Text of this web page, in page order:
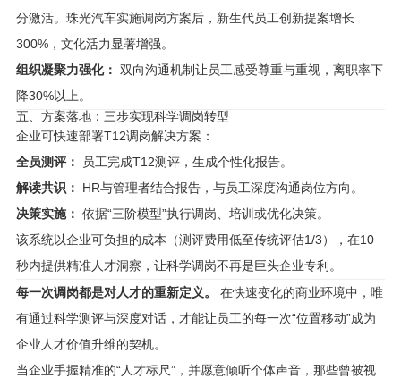
分激活。珠光汽车实施调岗方案后，新生代员工创新提案增长
300%，文化活力显著增强。
组织凝聚力强化： 双向沟通机制让员工感受尊重与重视，离职率下
降30%以上。
五、方案落地：三步实现科学调岗转型
企业可快速部署T12调岗解决方案：
全员测评：
员工完成T12测评，生成个性化报告。
解读共识：
HR与管理者结合报告，与员工深度沟通岗位方向。
决策实施： 依据“三阶模型”执行调岗、培训或优化决策。
该系统以企业可负担的成本（测评费用低至传统评估1/3），在10
秒内提供精准人才洞察，让科学调岗不再是巨头企业专利。
每一次调岗都是对人才的重新定义。
在快速变化的商业环境中，唯
有通过科学测评与深度对话，才能让员工的每一次“位置移动”成为
企业人才价值升维的契机。
当企业手握精准的“人才标尺”，并愿意倾听个体声音，那些曾被视